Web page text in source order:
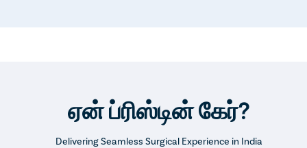
பரிசோதனைகள் மற்றும் விந்து பகுப்பாய்வு சோதனைகளும்
செய்யப்படலாம்.ஏன் ப்ரிஸ்டின் கேர்?
Delivering Seamless Surgical Experience in India